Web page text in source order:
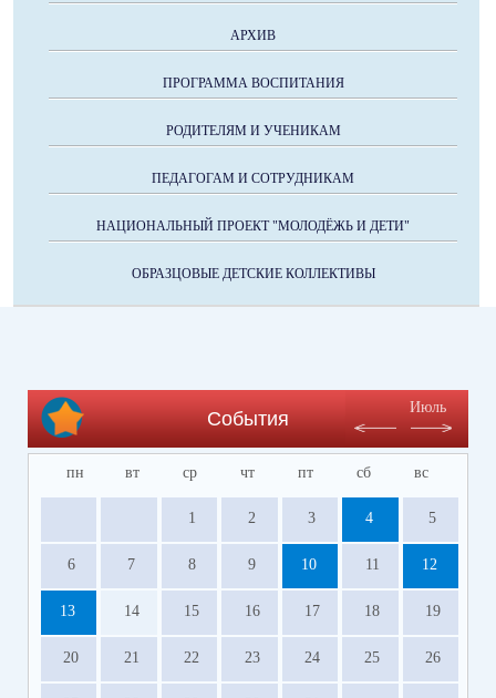
АРХИВ
ПРОГРАММА ВОСПИТАНИЯ
РОДИТЕЛЯМ И УЧЕНИКАМ
ПЕДАГОГАМ И СОТРУДНИКАМ
НАЦИОНАЛЬНЫЙ ПРОЕКТ "МОЛОДЁЖЬ И ДЕТИ"
ОБРАЗЦОВЫЕ ДЕТСКИЕ КОЛЛЕКТИВЫ
События
Июль
пн вт ср чт пт сб вс
1 2 3 4 5
6 7 8 9 10 11 12
13 14 15 16 17 18 19
20 21 22 23 24 25 26